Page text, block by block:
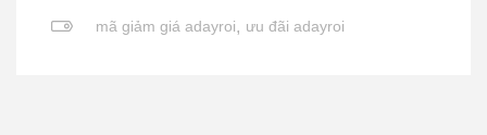
mã giảm giá adayroi, ưu đãi adayroi